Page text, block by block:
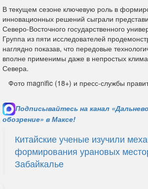
В текущем сезоне ключевую роль в
инновационных решений сыграли
Северо‑Восточного государственного
Группа из пяти исследователей
наглядно показав, что передовые
вполне применимы даже в непростых
Севера.
Фото magnific (18+) и пресс-службы
Подписывайтесь на канал
обозрение» в Максе!
Китайские ученые изучили
формирования урановых
Забайкалье